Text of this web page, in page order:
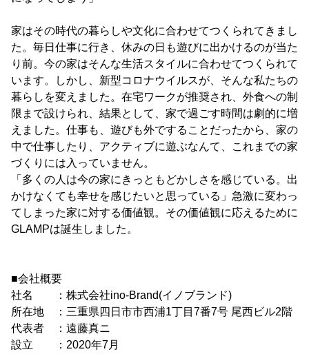
家はその時代の暮らしや文化に合わせてつくられてきまし
た。毎日仕事に行き、休みの日も遊びに出かけるのが当た
り前。今の家はそんな生活スタイルに合わせてつくられて
います。しかし、新型コロナウイルスが、そんな私たちの
暮らしを変えました。在宅ワークが推奨され、外食への制
限まで設けられ、結果として、家で過ごす時間は劇的に増
えました。仕事も、遊びも外ですることだったから、家の
中で仕事したり、アクティブに遊ぶなんて、これまでの家
づくりには入っていません。
「多くの人は今の家にきっともどかしさを感じている。出
かけなくても幸せを感じたいと思っている」急激に変わっ
てしまった家に対する価値観。その価値観に応えるために
GLAMPは誕生しました。
■会社概要
社名 ：株式会社ino-Brand(イノブランド)
所在地 ：三重県四日市市西浦1丁目7番7号 尾西ビル2階
代表者 ：遠藤真ニ
設立 ：2020年7月